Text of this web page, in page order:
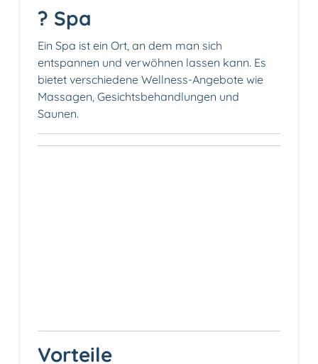
? Spa
Ein Spa ist ein Ort, an dem man sich
entspannen und verwöhnen lassen kann. Es
bietet verschiedene Wellness-Angebote wie
Massagen, Gesichtsbehandlungen und
Saunen.
Vorteile